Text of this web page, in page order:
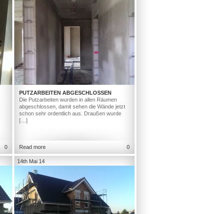
0
PUTZARBEITEN ABGESCHLOSSEN
Die Putzarbeiten wurden in allen Räumen
abgeschlossen, damit sehen die Wände jetzt
schon sehr ordentlich aus. Draußen wurde
[…]
Read more 0
14th Mai 14